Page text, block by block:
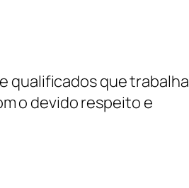
qualificados que
o devido respeito e